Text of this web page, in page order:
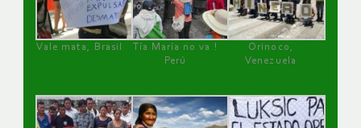
Vale mata, Brasil
Tía María no va !
Perú
Orinoco,
Venezuela